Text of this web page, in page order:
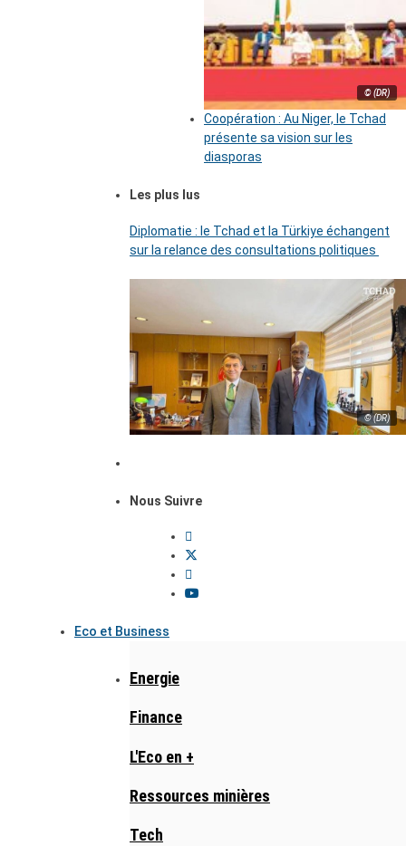
© (DR)
Coopération : Au Niger, le Tchad
présente sa vision sur les
diasporas
Les plus lus
Diplomatie : le Tchad et la Türkiye échangent
sur la relance des consultations politiques
© (DR)
Nous Suivre
Eco et Business
Energie
Finance
L'Eco en +
Ressources minières
Tech